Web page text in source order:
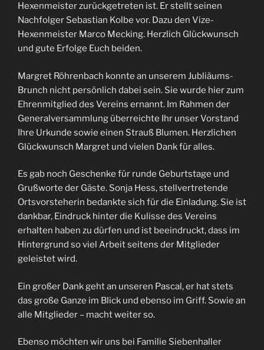
Hexenmeister zurückgetreten ist. Er stellt seinen
Nachfolger Sebastian Kolbe vor. Dazu den Vize-
Hexenmeister Marco Mecking. Herzlich Glückwunsch
und gute Erfolge Euch beiden.
Margret Röhrenbach konnte an unserem Jubliäums-
Brunch nicht persönlich dabei sein. Sie wurde hier zum
Ehrenmitglied des Vereins ernannt. Im Rahmen der
Generalversammlung überreichte Ihr unser Vorstand
Ihre Urkunde sowie einen Strauß Blumen. Herzlichen
Glückwunsch Margret und vielen Dank für alles.
Es gab noch Geschenke für runde Geburtstage und
Grußworte der Gäste. Sonja Hess, stellvertretende
Ortsvorsteherin bedankte sich für die Einladung. Sie ist
dankbar, Eindruck hinter die Kulisse des Vereins
erhalten haben zu dürfen und ist beeindruckt, dass im
Hintergrund so viel Arbeit seitens der Mitglieder
geleistet wird.
Ein großer Dank geht an unseren Pascal, er hat stets
das große Ganze im Blick und ebenso im Griff. Sowie an
alle Mitglieder – macht weiter so.
Ebenso möchten wir uns bei Familie Siebenhaller